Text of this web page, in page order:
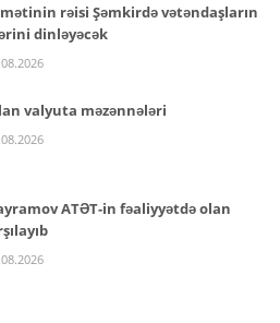
rəisi Şəmkirdə vətəndaşların
dinləyəcək
valyuta məzənnələri
ATƏT-in fəaliyyətdə olan